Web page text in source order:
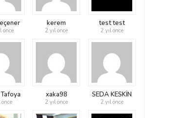
önce
kerem
2 yıl önce
test test
2 yıl önce
önce
xaka98
2 yıl önce
SEDA KESKİN
2 yıl önce